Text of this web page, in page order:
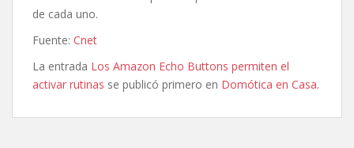
de cada uno.
Fuente: Cnet
La entrada Los Amazon Echo Buttons permiten el
activar rutinas se publicó primero en Domótica en Casa.